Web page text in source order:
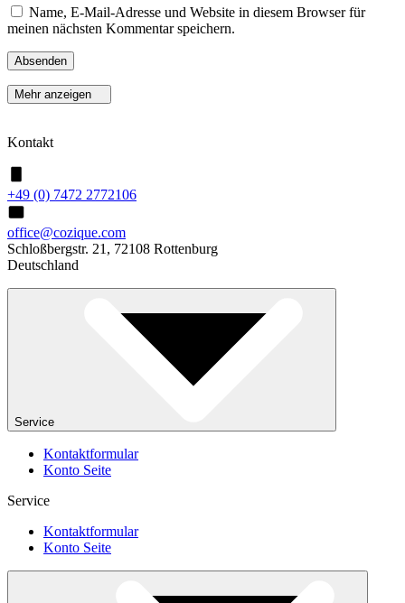
Name, E-Mail-Adresse und Website in diesem Browser für
meinen nächsten Kommentar speichern.
Mehr anzeigen
Kontakt
+49 (0) 7472 2772106
office@cozique.com
Schloßbergstr. 21, 72108 Rottenburg
Deutschland
Service
Kontaktformular
Konto Seite
Service
Kontaktformular
Konto Seite